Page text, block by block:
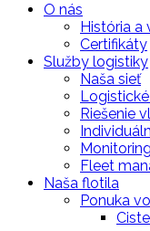
O nás
História a
Certifikáty
Služby logistiky
Naša sieť
Riešenie
Fleet
Naša flotila
Ponuka